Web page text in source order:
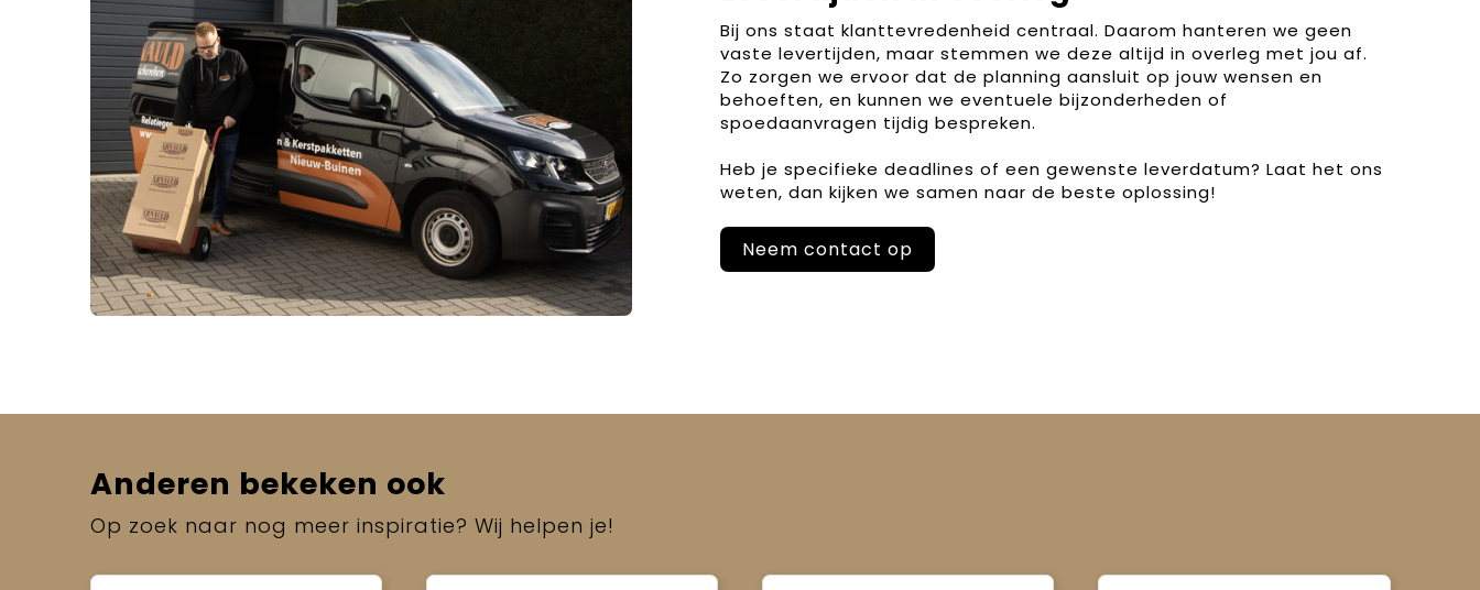
Bij ons staat klanttevredenheid centraal. Daarom hanteren we geen
vaste levertijden, maar stemmen we deze altijd in overleg met jou af.
Zo zorgen we ervoor dat de planning aansluit op jouw wensen en
behoeften, en kunnen we eventuele bijzonderheden of
spoedaanvragen tijdig bespreken.
Heb je specifieke deadlines of een gewenste leverdatum? Laat het ons
weten, dan kijken we samen naar de beste oplossing!
Neem contact op
Anderen bekeken ook
Op zoek naar nog meer inspiratie? Wij helpen je!